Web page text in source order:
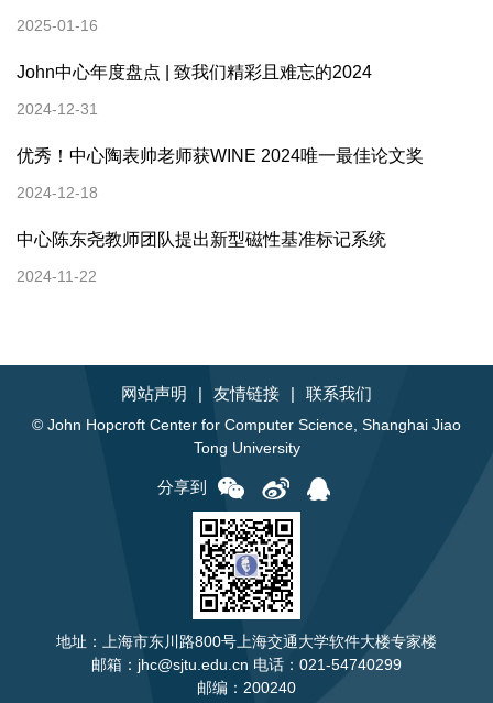
2025-01-16
John中心年度盘点 | 致我们精彩且难忘的2024
2024-12-31
优秀！中心陶表帅老师获WINE 2024唯一最佳论文奖
2024-12-18
中心陈东尧教师团队提出新型磁性基准标记系统
2024-11-22
网站声明 | 友情链接 | 联系我们
© John Hopcroft Center for Computer Science, Shanghai Jiao
Tong University
分享到
地址：上海市东川路800号上海交通大学软件大楼专家楼
邮箱：jhc@sjtu.edu.cn 电话：021-54740299
邮编：200240